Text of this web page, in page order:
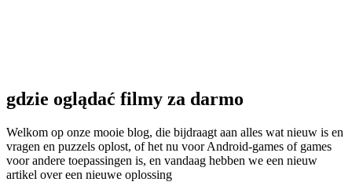
gdzie oglądać filmy za darmo
Welkom op onze mooie blog, die bijdraagt ​​aan alles wat nieuw is en
vragen en puzzels oplost, of het nu voor Android-games of games
voor andere toepassingen is, en vandaag hebben we een nieuw
artikel over een nieuwe oplossing